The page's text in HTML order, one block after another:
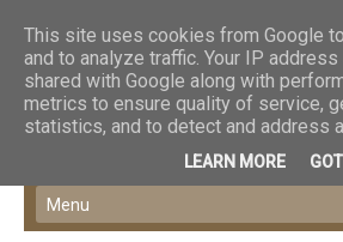
This site uses cookies from Google
and to analyze traffic. Your IP
shared with Google along with
metrics to ensure quality of service,
statistics, and to detect and address
LEARN MORE